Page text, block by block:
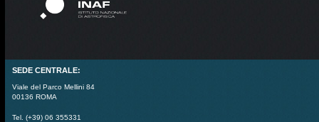
SEDE CENTRALE:
Viale del Parco Mellini 84
00136 ROMA
Tel. (+39) 06 355331